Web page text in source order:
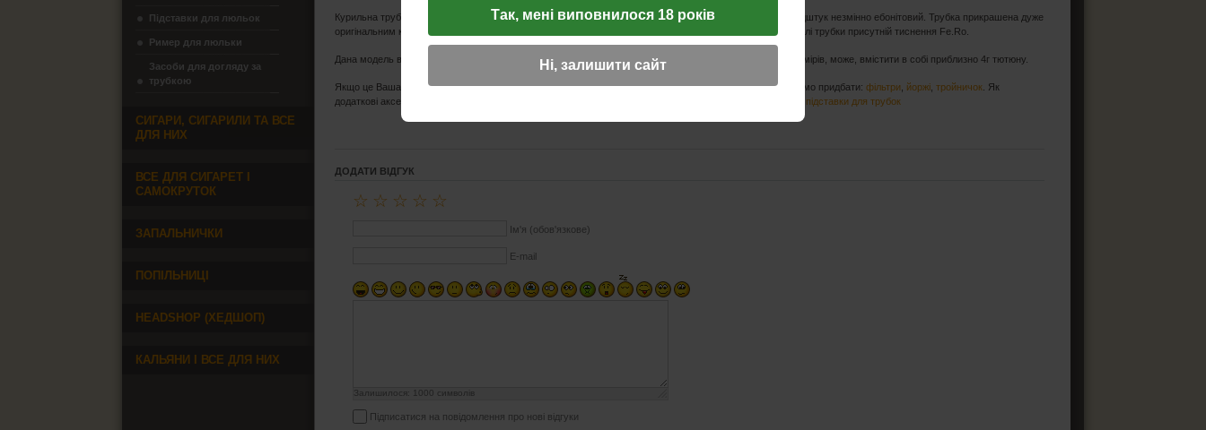
Курильна трубка бент з чашею бренді виготовлена із бріара вересу італійською компанією Fe.Ro. Мундштук незмінно ебонітовий. Трубка прикрашена дуже
оригінальним кільцем, переливаються різними кольорами в залежності від кута освітлення. На стаммелі трубки присутній тиснення Fe.Ro.
Дана модель використовує 9мм фільтр в якості фільтрації тютюнового диму. Чаша досить значних розмірів, може, вмістити в собі приблизно 4г тютюну.
Якщо це Ваша перша трубка і у Вас немає необхідних аксесуарів по догляду за трубкою, рекомендуємо придбати:фільтри йоржі ,тройничок . Як
додаткові аксесуари варто звернути увагу на:
підставки для трубок
ДОДАТИ ВІДГУК
☆
☆
☆
☆
☆
Ім'я (обов'язкове)
E-mail
Залишилося: 1000 символів
Підписатися на повідомлення про нові відгуки
Підставки для люльок
Ример для люльки
Засоби для догляду за
трубкою
СИГАРИ, СИГАРИЛИ ТА ВСЕ
ДЛЯ НИХ
ВСЕ ДЛЯ СИГАРЕТ І
САМОКРУТОК
ЗАПАЛЬНИЧКИ
ПОПІЛЬНИЦІ
HEADSHOP (ХЕДШОП)
КАЛЬЯНИ І ВСЕ ДЛЯ НИХ
Так, мені виповнилося 18 років
Ні, залишити сайт